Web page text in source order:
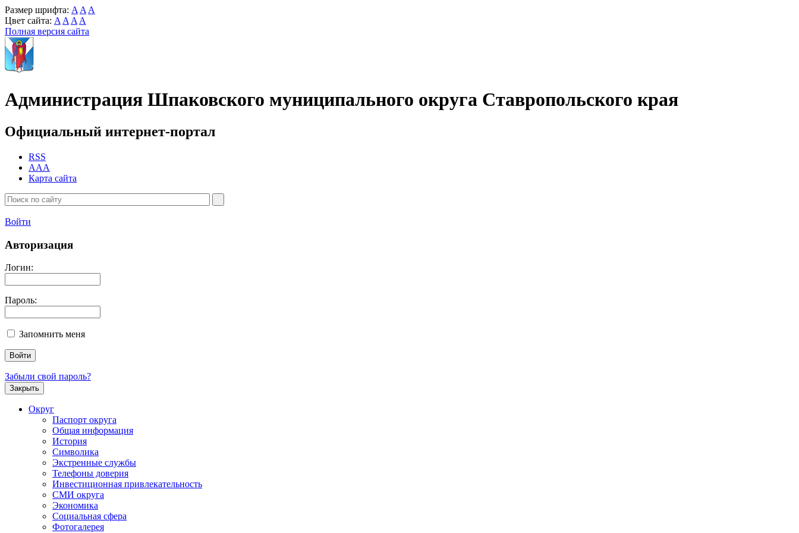
Размер шрифта: A A A
Цвет сайта: A A A A
Полная версия сайта
Администрация Шпаковского муниципального округа Ставропольского края
Официальный интернет-портал
RSS
AAA
Карта сайта
Войти
Авторизация
Логин:
Пароль:
Запомнить меня
Забыли свой пароль?
Закрыть
Округ
Паспорт округа
Общая информация
История
Символика
Экстренные службы
Телефоны доверия
Инвестиционная привлекательность
СМИ округа
Экономика
Социальная сфера
Фотогалерея